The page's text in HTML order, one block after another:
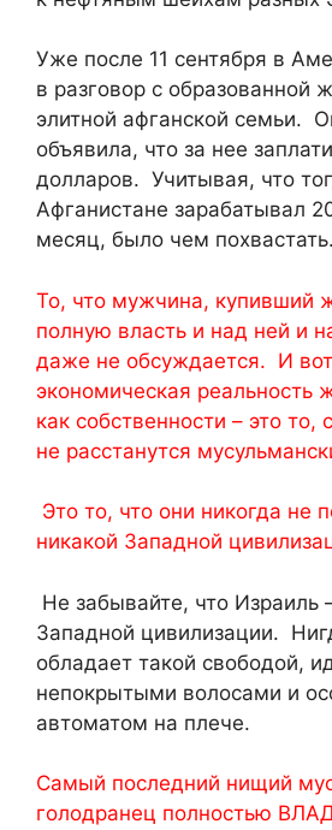
Уже после 11 сентября в
в разговор с образованной
элитной афганской семьи.
объявила, что за нее
долларов. Учитывая, что
Афганистане зарабатывал
месяц, было чем похвастать.
То, что мужчина, купивший
полную власть и над ней и
даже не обсуждается. И вот
экономическая реальность
как собственности – это
не расстанутся
Это то, что они никогда не
никакой Западной
Не забывайте, что Израиль
Западной цивилизации.
обладает такой свободой,
непокрытыми волосами и
автоматом на плече.
Самый последний нищий
голодранец полностью